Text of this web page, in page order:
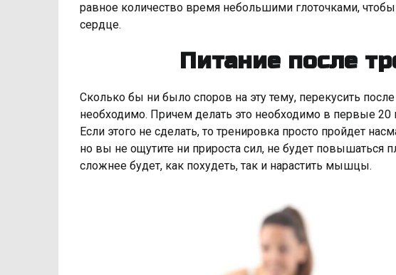
равное количество время небольшими глоточками,
сердце.
Питание после
Сколько бы ни было споров на эту тему, перекусить
необходимо. Причем делать это необходимо в первые 20
Если этого не сделать, то тренировка просто пройдет
но вы не ощутите ни прироста сил, не будет повышаться
сложнее будет, как похудеть, так и нарастить мышцы.